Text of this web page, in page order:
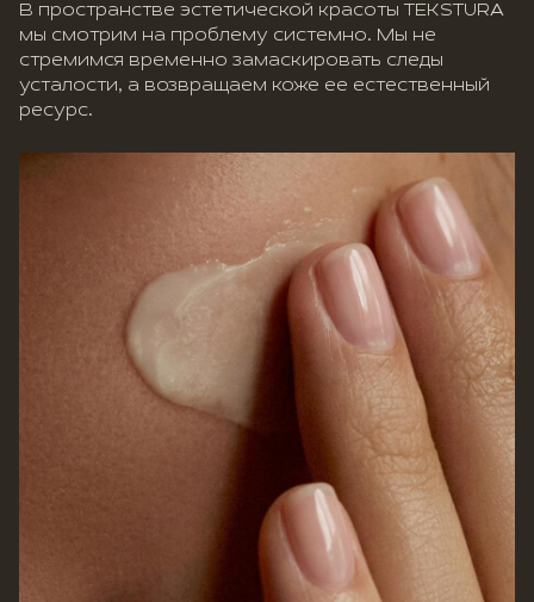
В пространстве эстетической красоты TEKSTURA
мы смотрим на проблему системно. Мы не
стремимся временно замаскировать следы
усталости, а возвращаем коже ее естественный
ресурс.